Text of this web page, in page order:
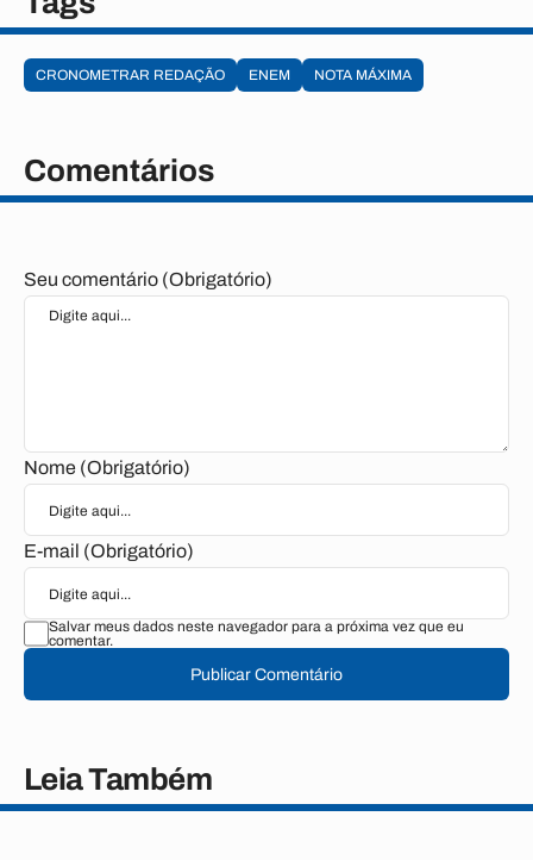
CRONOMETRAR REDAÇÃO ENEM NOTA MÁXIMA
Comentários
Seu comentário (Obrigatório)
Nome (Obrigatório)
E-mail (Obrigatório)
Salvar meus dados neste navegador para a próxima vez que eu
comentar.
Publicar Comentário
Leia Também